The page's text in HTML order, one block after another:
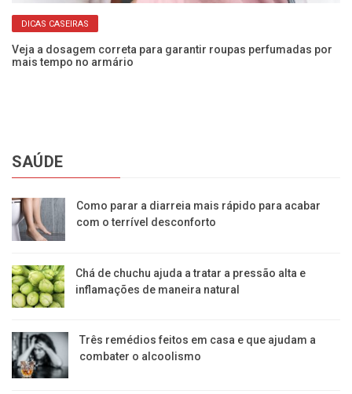
DICAS CASEIRAS
Veja a dosagem correta para garantir roupas perfumadas por
mais tempo no armário
SAÚDE
Como parar a diarreia mais rápido para acabar
com o terrível desconforto
Chá de chuchu ajuda a tratar a pressão alta e
inflamações de maneira natural
Três remédios feitos em casa e que ajudam a
combater o alcoolismo